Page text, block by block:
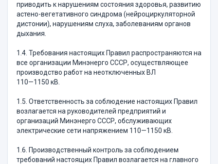
приводить к нарушениям состояния здоровья, развитию
астено-вегетативного синдрома (нейроциркуляторной
дистонии), нарушениям слуха, заболеваниям органов
дыхания.
1.4. Требования настоящих Правил распространяются на
все организации Минэнерго СССР, осуществляющее
производство работ на неотключенных ВЛ
110—1150 кВ.
1.5. Ответственность за соблюдение настоящих Правил
возлагается на руководителей предприятий и
организаций Минэнерго СССР, обслуживающих
электрические сети напряжением 110—1150 кВ.
1.6. Производственный контроль за соблюдением
требований настоящих Правил возлагается на главного